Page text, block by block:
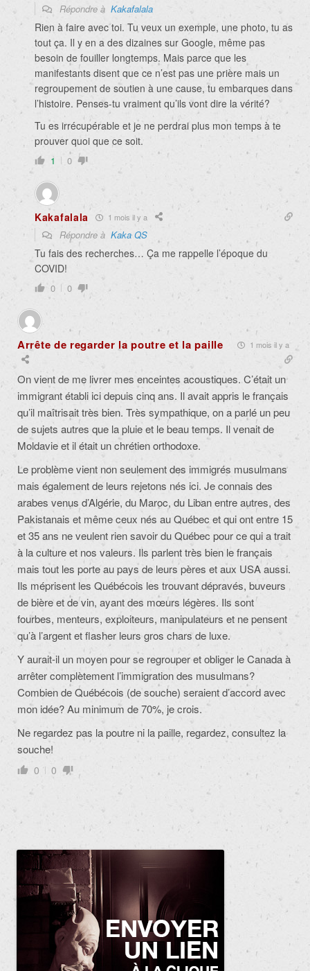
Répondre à Kakafalala
Rien à faire avec toi. Tu veux un exemple, une photo, tu as
tout ça. Il y en a des dizaines sur Google, même pas
besoin de fouiller longtemps. Mais parce que les
manifestants disent que ce n’est pas une prière mais un
regroupement de soutien à une cause, tu embarques dans
l’histoire. Penses-tu vraiment qu’ils vont dire la vérité?
Tu es irrécupérable et je ne perdrai plus mon temps à te
prouver quoi que ce soit.
1 0
Kakafalala 1 mois il y a
Répondre à Kaka QS
Tu fais des recherches… Ça me rappelle l’époque du
COVID!
0 0
Arrête de regarder la poutre et la paille 1 mois il y a
On vient de me livrer mes enceintes acoustiques. C’était un
immigrant établi ici depuis cinq ans. Il avait appris le français
qu’il maîtrisait très bien. Très sympathique, on a parlé un peu
de sujets autres que la pluie et le beau temps. Il venait de
Moldavie et il était un chrétien orthodoxe.
Le problème vient non seulement des immigrés musulmans
mais également de leurs rejetons nés ici. Je connais des
arabes venus d’Algérie, du Maroc, du Liban entre autres, des
Pakistanais et même ceux nés au Québec et qui ont entre 15
et 35 ans ne veulent rien savoir du Québec pour ce qui a trait
à la culture et nos valeurs. Ils parlent très bien le français
mais tout les porte au pays de leurs pères et aux USA aussi.
Ils méprisent les Québécois les trouvant dépravés, buveurs
de bière et de vin, ayant des mœurs légères. Ils sont
fourbes, menteurs, exploiteurs, manipulateurs et ne pensent
qu’à l’argent et flasher leurs gros chars de luxe.
Y aurait-il un moyen pour se regrouper et obliger le Canada à
arrêter complètement l’immigration des musulmans?
Combien de Québécois (de souche) seraient d’accord avec
mon idée? Au minimum de 70%, je crois.
Ne regardez pas la poutre ni la paille, regardez, consultez la
souche!
0 0